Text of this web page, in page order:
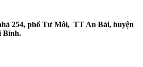
254, phố Tư Môi, TT An Bài, huyện
Bình.